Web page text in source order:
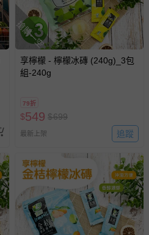
搶購一空
享檸檬 - 檸檬冰磚 (240g)_3包
組-240g
79折
$549 $699
最新上架 追蹤